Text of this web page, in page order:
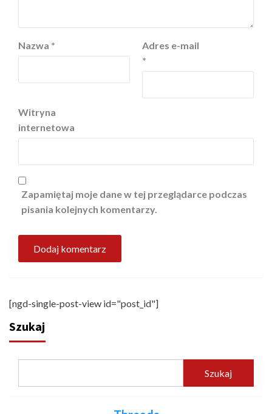
Nazwa *
Adres e-mail
*
Witryna
internetowa
Zapamiętaj moje dane w tej przeglądarce podczas
pisania kolejnych komentarzy.
[ngd-single-post-view id="post_id"]
Szukaj
Szukaj